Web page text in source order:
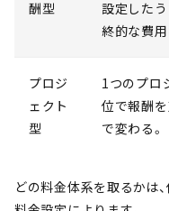
酬型
設定した
終的な費用
プロジ
ェクト
型
1つのプロ
位で報酬
で変わる。
どの料金体系を取るかは